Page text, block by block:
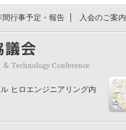
間行事予定・報告 入会のご案
ヒロエンジニアリング内